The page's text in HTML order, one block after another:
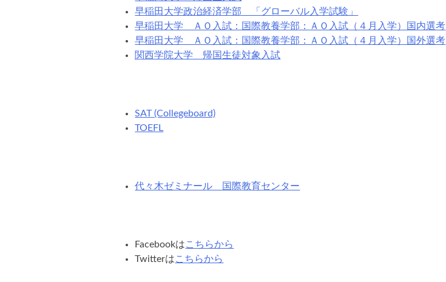
早稲田大学政治経済学部 「グローバル入学試験」
早稲田大学 ＡＯ入試：国際教養学部：ＡＯ入試（４月入学）国内選考
早稲田大学 ＡＯ入試：国際教養学部：ＡＯ入試（４月入学）国外選考
関西学院大学 帰国生徒対象入試
SAT (Collegeboard)
TOEFL
代々木ゼミナール 国際教育センター
Facebookはこちらから
Twitterはこちらから